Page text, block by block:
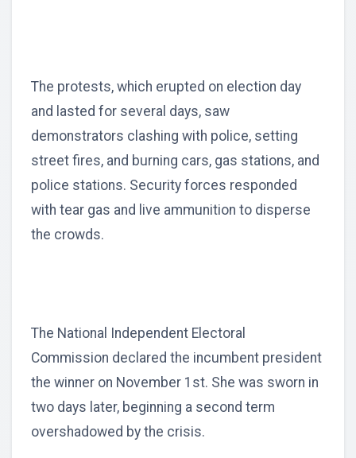
The protests, which erupted on election day
and lasted for several days, saw
demonstrators clashing with police, setting
street fires, and burning cars, gas stations, and
police stations. Security forces responded
with tear gas and live ammunition to disperse
the crowds.
The National Independent Electoral
Commission declared the incumbent president
the winner on November 1st. She was sworn in
two days later, beginning a second term
overshadowed by the crisis.